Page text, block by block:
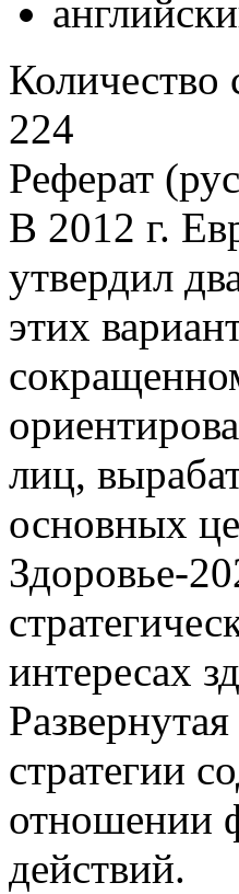
Количество
224
Реферат
В 2012 г.
утвердил
этих
лиц,
основных
Здоровье-
интересах
стратегии
отношении
действий.